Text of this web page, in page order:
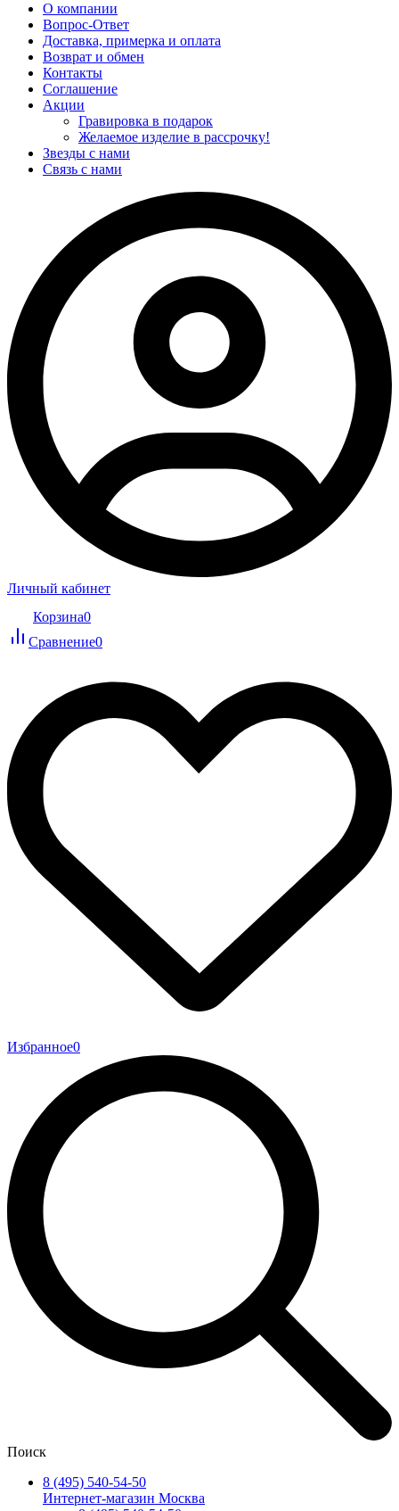
О компании
Вопрос-Ответ
Доставка, примерка и оплата
Возврат и обмен
Контакты
Соглашение
Акции
Гравировка в подарок
Желаемое изделие в рассрочку!
Звезды с нами
Связь с нами
Личный кабинет
Корзина0
Сравнение0
Избранное0
Поиск
8 (495) 540-54-50
Интернет-магазин Москва